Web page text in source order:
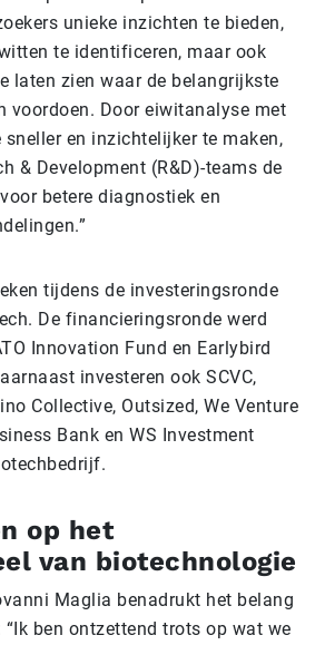
unieke inzichten te bieden,
te identificeren, maar ook
laten zien waar de belangrijkste
voordoen. Door eiwitanalyse met
sneller en inzichtelijker te maken,
& Development (R&D)-teams de
betere diagnostiek en
tijdens de investeringsronde
De financieringsronde werd
Innovation Fund en Earlybird
investeren ook SCVC,
Collective, Outsized, We Venture
Bank en WS Investment
op het
van biotechnologie
Maglia benadrukt het belang
ben ontzettend trots op wat we